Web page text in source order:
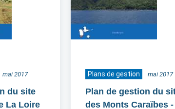
mai 2017
du site
La Loire
Plans de gestion mai 2017
Plan de gestion du
des Monts Caraïbes -